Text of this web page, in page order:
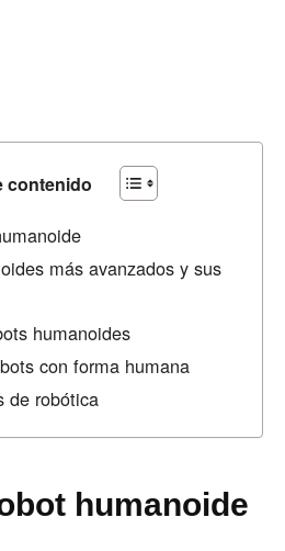
contenido
más avanzados y sus
humanoides
con forma humana
de robótica
humanoide